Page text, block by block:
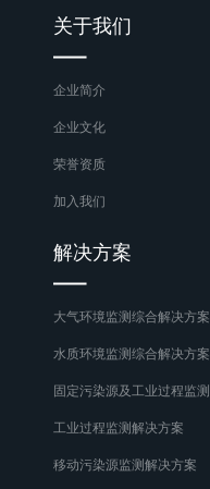
关于我们
企业简介
企业文化
荣誉资质
加入我们
解决方案
大气环境监测综合解决方案
水质环境监测综合解决方案
固定污染源及工业过程监测
工业过程监测解决方案
移动污染源监测解决方案